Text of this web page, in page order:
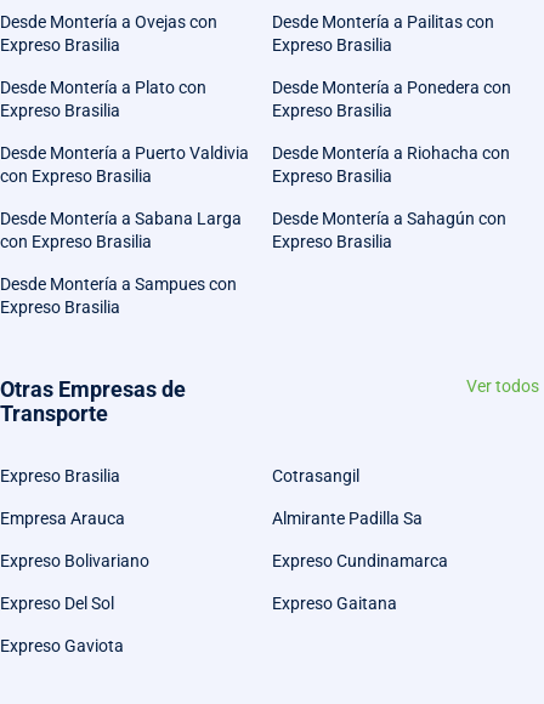
Desde Montería a Ovejas con
Expreso Brasilia
Desde Montería a Pailitas con
Expreso Brasilia
Desde Montería a Plato con
Expreso Brasilia
Desde Montería a Ponedera con
Expreso Brasilia
Desde Montería a Puerto Valdivia
con Expreso Brasilia
Desde Montería a Riohacha con
Expreso Brasilia
Desde Montería a Sabana Larga
con Expreso Brasilia
Desde Montería a Sahagún con
Expreso Brasilia
Desde Montería a Sampues con
Expreso Brasilia
Otras Empresas de
Transporte
Ver todos
Expreso Brasilia Cotrasangil
Empresa Arauca Almirante Padilla Sa
Expreso Bolivariano Expreso Cundinamarca
Expreso Del Sol Expreso Gaitana
Expreso Gaviota